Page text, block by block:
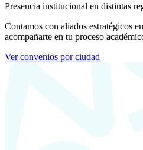
Presencia institucional en distintas
Contamos con aliados estratégicos
acompañarte en tu proceso
Ver convenios por ciudad